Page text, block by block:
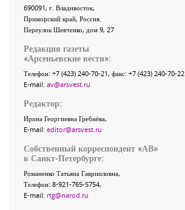
690091, г. Владивосток,
Приморский край, Россия
Переулок Шевченко, дом 9, 27
Редакция газеты
«Арсеньевские вести»:
Телефон: +7 (423) 240-70-21, факс: +7 (423) 240-70-22
E-mail: av@arsvest.ru
Редактор:
Ирина Георгиевна Гребнёва,
E-mail: editor@arsvest.ru
Собственный корреспондент «АВ»
в Санкт-Петербурге:
Романенко Татьяна Гаврииловна,
Телефон: 8-921-765-5754,
E-mail: rtg@narod.ru